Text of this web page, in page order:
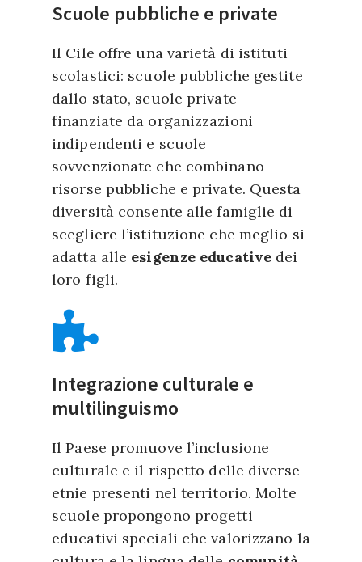
Scuole pubbliche e private
Il Cile offre una varietà di istituti
scolastici: scuole pubbliche gestite
dallo stato, scuole private
finanziate da organizzazioni
indipendenti e scuole
sovvenzionate che combinano
risorse pubbliche e private. Questa
diversità consente alle famiglie di
scegliere l’istituzione che meglio si
adatta alle esigenze educative dei
loro figli.
Integrazione culturale e
multilinguismo
Il Paese promuove l’inclusione
culturale e il rispetto delle diverse
etnie presenti nel territorio. Molte
scuole propongono progetti
educativi speciali che valorizzano la